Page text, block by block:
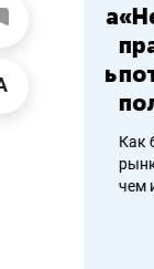
работа «Не
Как
чем